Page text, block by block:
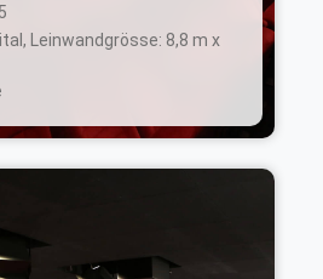
Leinwandgrösse: 8,8 m x